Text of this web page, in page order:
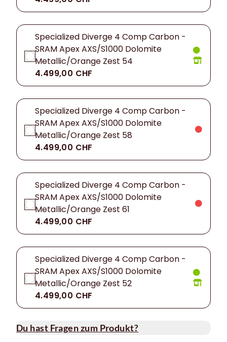
Specialized Diverge 4 Comp Carbon -
SRAM Apex AXS/S1000 Dolomite
Metallic/Orange Zest 54
4.499,00 CHF
Specialized Diverge 4 Comp Carbon -
SRAM Apex AXS/S1000 Dolomite
Metallic/Orange Zest 58
4.499,00 CHF
Specialized Diverge 4 Comp Carbon -
SRAM Apex AXS/S1000 Dolomite
Metallic/Orange Zest 61
4.499,00 CHF
Specialized Diverge 4 Comp Carbon -
SRAM Apex AXS/S1000 Dolomite
Metallic/Orange Zest 52
4.499,00 CHF
Du hast Fragen zum Produkt?